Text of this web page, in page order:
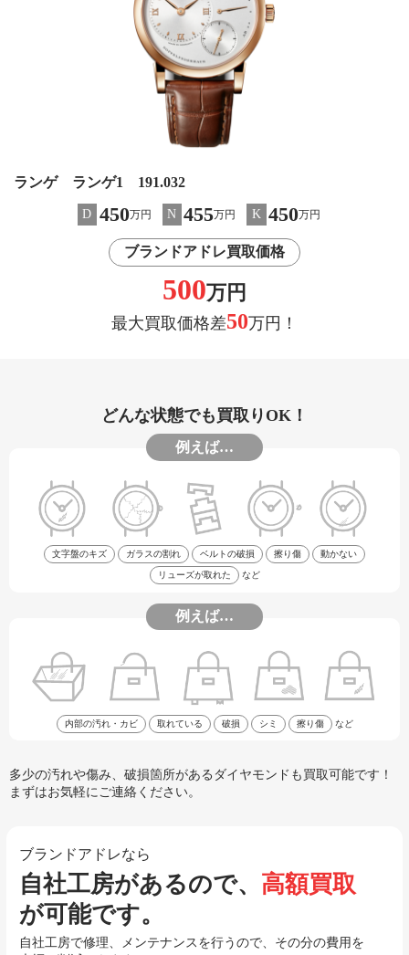
ランゲ ランゲ1 191.032
D 450万円 N 455万円 K 450万円
ブランドアドレ買取価格
500万円
最大買取価格差50万円！
どんな状態でも買取りOK！
例えば…
文字盤のキズ ガラスの割れ ベルトの破損 擦り傷 動かない
リューズが取れた など
例えば…
内部の汚れ・カビ 取れている 破損 シミ 擦り傷 など
多少の汚れや傷み、破損箇所があるダイヤモンドも買取可能です！
まずはお気軽にご連絡ください。
ブランドアドレなら
自社工房があるので、 高額買取
が可能です。
自社工房で修理、メンテナンスを行うので、その分の費用を